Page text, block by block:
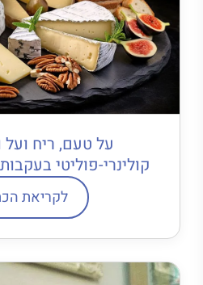
על טעם, ריח ועל
קולינרי-פוליטי
לקריאת